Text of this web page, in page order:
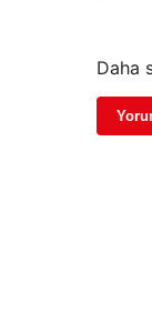
Daha